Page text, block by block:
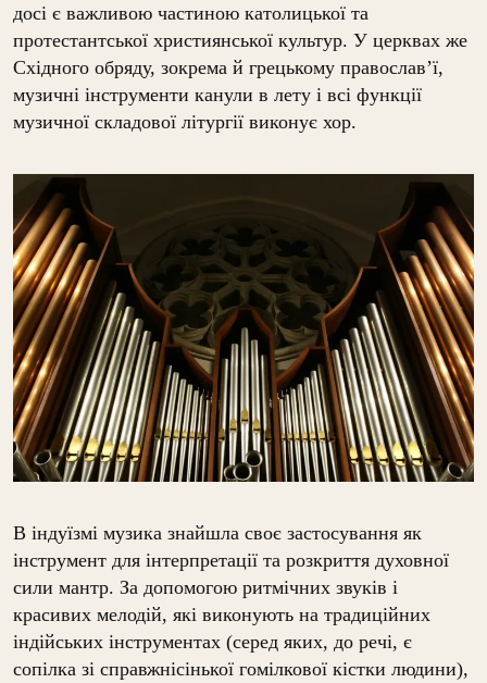
досі є важливою частиною католицької та
протестантської християнської культур. У церквах же
Східного обряду, зокрема й грецькому православ’ї,
музичні інструменти канули в лету і всі функції
музичної складової літургії виконує хор.
В індуїзмі музика знайшла своє застосування як
інструмент для інтерпретації та розкриття духовної
сили мантр. За допомогою ритмічних звуків і
красивих мелодій, які виконують на традиційних
індійських інструментах (серед яких, до речі, є
сопілка зі справжнісінької гомілкової кістки людини),